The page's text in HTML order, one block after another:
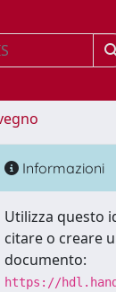
Informazioni
Utilizza questo
citare o creare
documento:
https://